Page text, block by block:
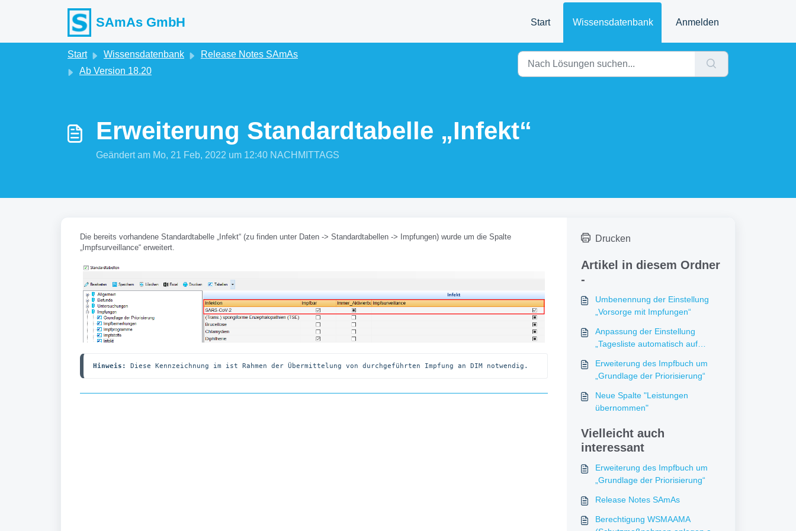
SAmAs GmbH Start Wissensdatenbank Anmelden
Start Wissensdatenbank
Release Notes SAmAs
Ab Version 18.20
Erweiterung Standardtabelle „Infekt“
Geändert am Mo, 21 Feb, 2022 um 12:40 NACHMITTAGS
Die bereits vorhandene Standardtabelle „Infekt“ (zu finden unter Daten -> Standardtabellen -> Impfungen) wurde um die Spalte
„Impfsurveillance“ erweitert.
Hinweis: Diese Kennzeichnung im ist Rahmen der Übermittelung von durchgeführten Impfung an DIM notwendig.
Drucken
Artikel in diesem Ordner
-
Umbenennung der Einstellung
„Vorsorge mit Impfungen“
Anpassung der Einstellung
„Tagesliste automatisch auf
Erweiterung des Impfbuch um
„Grundlage der Priorisierung“
Neue Spalte "Leistungen
übernommen"
Vielleicht auch
interessant
Erweiterung des Impfbuch um
„Grundlage der Priorisierung“
Release Notes SAmAs
Berechtigung WSMAAMA